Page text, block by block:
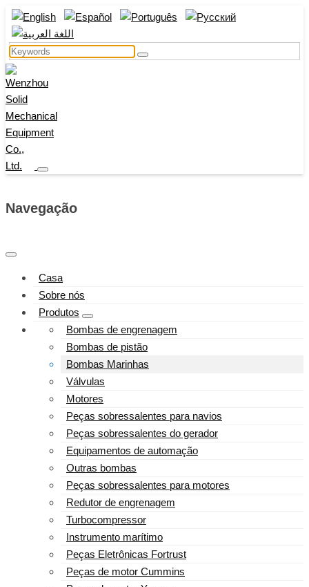
Navegação
Casa
Sobre nós
Produtos
Bombas de engrenagem
Bombas de pistão
Bombas Marinhas
Válvulas
Motores
Peças sobressalentes para navios
Peças sobressalentes do gerador
Equipamentos de automação
Outras bombas
Peças sobressalentes para motores
Redutor de engrenagem
Turbocompressor
Instrumento marítimo
Peças Eletrônicas Fortrust
Peças de motor Cummins